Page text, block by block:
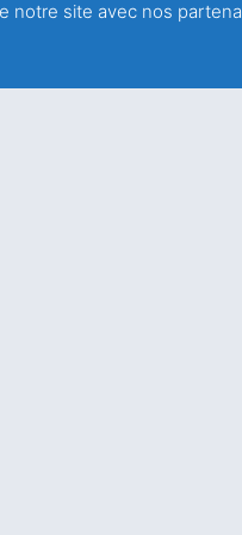
notre site avec nos